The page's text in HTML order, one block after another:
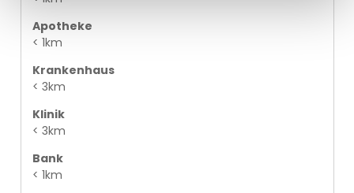
Apotheke
< 1km
Krankenhaus
< 3km
Klinik
< 3km
Bank
< 1km